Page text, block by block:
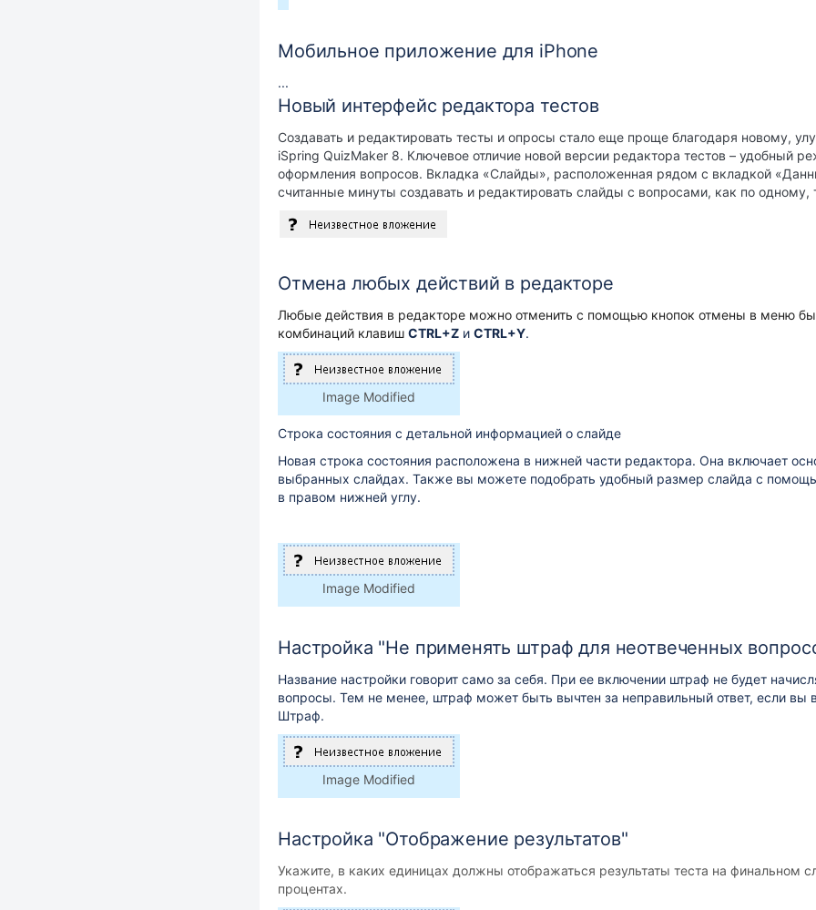
Мобильное приложение для iPhone
...
Новый интерфейс редактора тестов
Создавать и редактировать тесты и опросы стало еще проще благодаря новому,
iSpring QuizMaker 8. Ключевое отличие новой версии редактора тестов – удобный
оформления вопросов. Вкладка «Слайды», расположенная рядом с вкладкой
считанные минуты создавать и редактировать слайды с вопросами, как по одному,
Отмена любых действий в редакторе
Любые действия в редакторе можно отменить с помощью кнопок отмены в меню
комбинаций клавиш CTRL+Z и CTRL+Y.
Image Modified
Строка состояния с детальной информацией о слайде
Новая строка состояния расположена в нижней части редактора. Она включает
выбранных слайдах. Также вы можете подобрать удобный размер слайда с
в правом нижней углу.
Image Modified
Настройка "Не применять штраф для неотвеченных
Название настройки говорит само за себя. При ее включении штраф не будет
вопросы. Тем не менее, штраф может быть вычтен за неправильный ответ, если вы
Штраф.
Image Modified
Настройка "Отображение результатов"
Укажите, в каких единицах должны отображаться результаты теста на финальном
процентах.